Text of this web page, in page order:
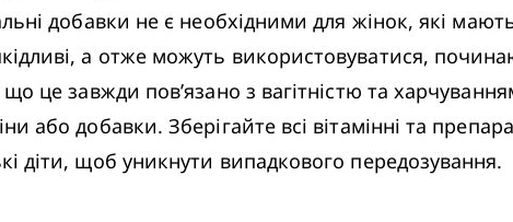
добавки не є необхідними для жінок, які
а отже можуть використовуватися,
що це завжди пов’язано з вагітністю та
або добавки. Зберігайте всі вітамінні та
діти, щоб уникнути випадкового передозування.